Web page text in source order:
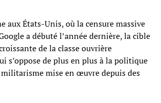
aux États-Unis, où la censure massive
a débuté l’année dernière, la cible
de la classe ouvrière
s’oppose de plus en plus à la politique
militarisme mise en œuvre depuis des